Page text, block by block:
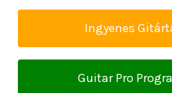
Ingyenes
Guitar Pro